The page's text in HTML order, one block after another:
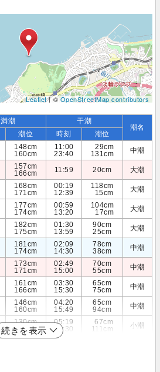
Leaflet| ©OpenStreetMap contributors
満潮 干潮
潮名
潮位 時刻
潮位
148cm
160cm
11:00
23:40
29cm
131cm
中潮
157cm
166cm
11:59 20cm 大潮
168cm
171cm
00:19
12:39
118cm
15cm
大潮
177cm
174cm
00:59
13:20
104cm
17cm
大潮
182cm
175cm
01:30
13:59
90cm
25cm
大潮
181cm
174cm
02:09
14:30
78cm
38cm
中潮
173cm
171cm
02:49
15:00
70cm
55cm
中潮
161cm
166cm
03:30
15:30
65cm
75cm
中潮
146cm
160cm
04:20
15:49
65cm
94cm
中潮
130cm
154cm
05:19
15:30
67cm
111cm
小潮
続きを表示